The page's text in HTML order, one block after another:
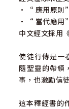
•“ 應用原則
•“ 當代應用”
中文經文採用
使徒行傳是一
隨聖靈的帶領
事，也激勵信
這本釋經書的